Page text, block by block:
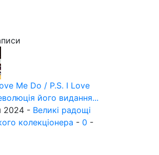
Me Do / P.S. I Love
його видання...
2024 - Великі радощі
колекціонера - 0 -